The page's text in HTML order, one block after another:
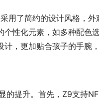
用了简约的设计风格，
性化元素，如多种配色
，更加贴合孩子的手腕
的提升。首先，Z9支持